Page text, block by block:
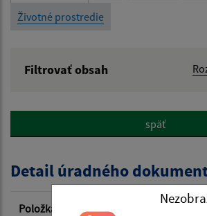
Životné prostredie
Filtrovať obsah
Popis:
Dátum zverejnenia od:
späť
Detail úradného
Položka Informácia